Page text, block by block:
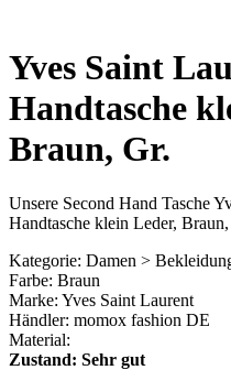
Yves Saint
Handtasche
Braun, Gr.
Unsere Second Hand Tasche
Handtasche klein Leder,
Kategorie: Damen >
Farbe: Braun
Marke: Yves Saint Laurent
Händler: momox fashion DE
Material:
Zustand: Sehr gut